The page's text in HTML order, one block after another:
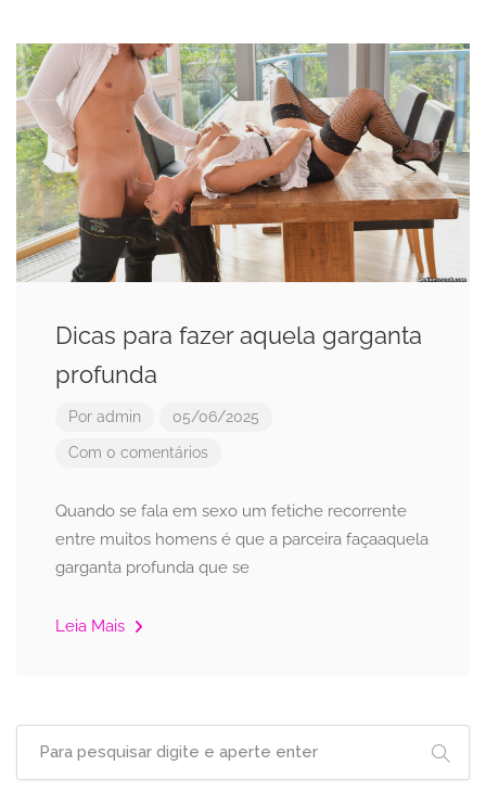
Dicas para fazer aquela garganta
profunda
Por admin 05/06/2025
Com 0 comentários
Quando se fala em sexo um fetiche recorrente
entre muitos homens é que a parceira façaaquela
garganta profunda que se
Leia Mais